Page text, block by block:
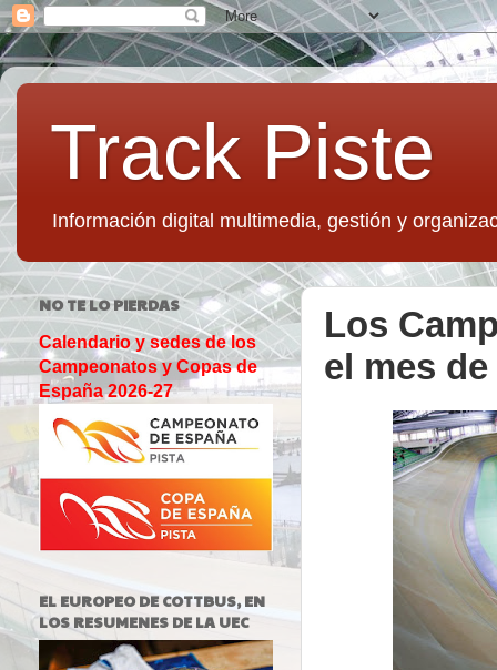
Track Piste
Información digital multimedia, gestión y
Los
el mes
NO TE LO PIERDAS
Calendario y sedes de los
Campeonatos y Copas de
España 2026-27
EL EUROPEO DE COTTBUS, EN
LOS RESUMENES DE LA UEC